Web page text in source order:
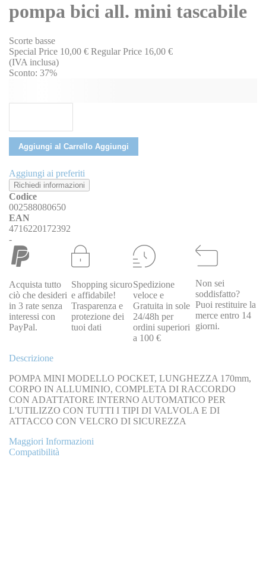
galleria
di
immagini
pompa bici all. mini tascabile
Scorte basse
Special Price 10,00 € Regular Price 16,00 €
(IVA inclusa)
Sconto: 37%
Aggiungi al Carrello Aggiungi
Aggiungi ai preferiti
Richiedi informazioni
Codice
002588080650
EAN
4716220172392
-
Acquista tutto
ciò che desideri
in 3 rate senza
interessi con
PayPal.
Shopping sicuro
e affidabile!
Trasparenza e
protezione dei
tuoi dati
Spedizione
veloce e
Gratuita in sole
24/48h per
ordini superiori
a 100 €
Non sei
soddisfatto?
Puoi restituire la
merce entro 14
giorni.
Descrizione
POMPA MINI MODELLO POCKET, LUNGHEZZA 170mm,
CORPO IN ALLUMINIO, COMPLETA DI RACCORDO
CON ADATTATORE INTERNO AUTOMATICO PER
L'UTILIZZO CON TUTTI I TIPI DI VALVOLA E DI
ATTACCO CON VELCRO DI SICUREZZA
Maggiori Informazioni
Compatibilità